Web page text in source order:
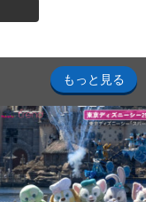
もっと見る